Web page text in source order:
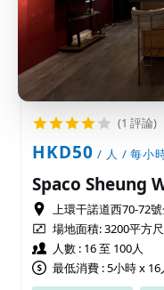
(1 評論)
HKD50 / 人 / 每小
Spaco Sheung
上環干諾道西70-72
場地面積:3200平方尺
人數 : 16 至 100人
最低消費 : 5小時 x 16